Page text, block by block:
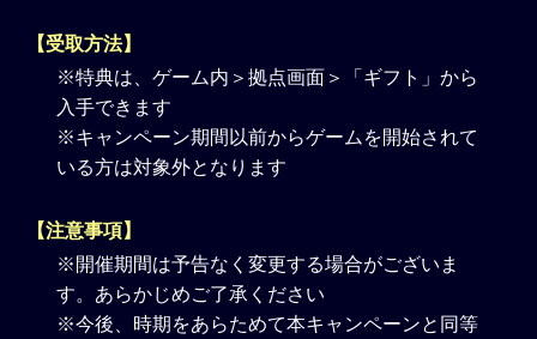
【受取方法】
※特典は、ゲーム内＞拠点画面＞「ギフト」から
入手できます
※キャンペーン期間以前からゲームを開始されて
いる方は対象外となります
【注意事項】
※開催期間は予告なく変更する場合がございま
す。あらかじめご了承ください
※今後、時期をあらためて本キャンペーンと同等